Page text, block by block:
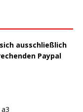
ausschließlich
Paypal